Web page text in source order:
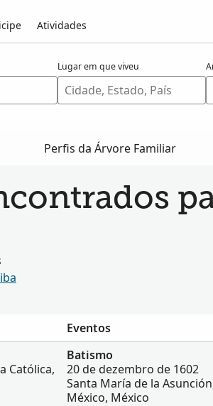
Atividades
Lugar em que viveu
Perfis da Árvore Familiar
Eventos
Católica,
Batismo
20 de dezembro de 1602
Santa María de la
México, México